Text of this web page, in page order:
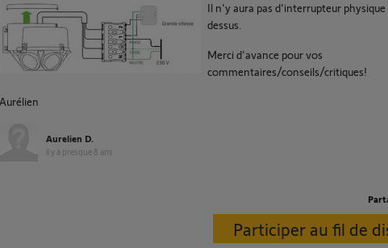
Il n'y aura pas d'interrupteur physique
dessus.
Merci d'avance pour vos
commentaires/conseils/critiques!
Aurélien
Aurelien D.
il y a presque 8 ans
Participer au fil de